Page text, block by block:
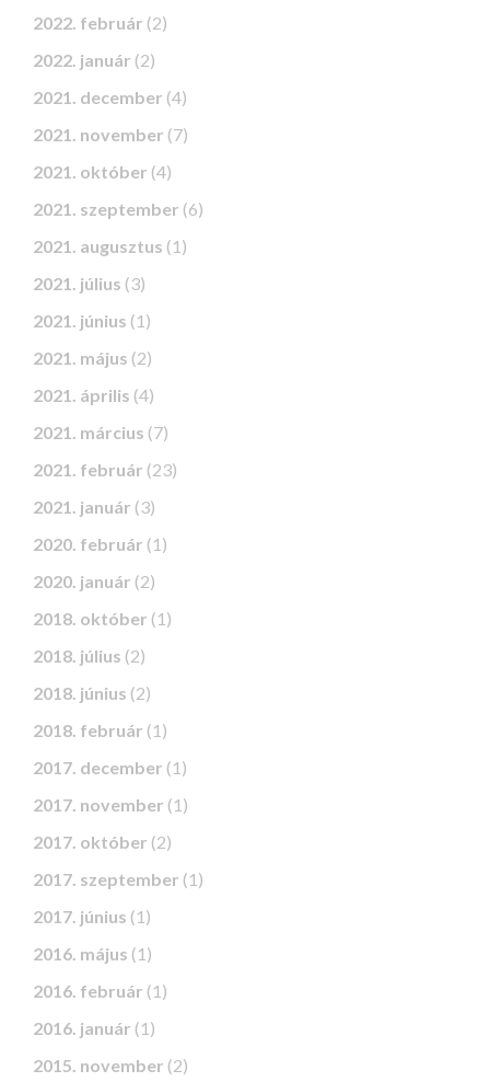
2022. február (2)
2022. január (2)
2021. december (4)
2021. november (7)
2021. október (4)
2021. szeptember (6)
2021. augusztus (1)
2021. július (3)
2021. június (1)
2021. május (2)
2021. április (4)
2021. március (7)
2021. február (23)
2021. január (3)
2020. február (1)
2020. január (2)
2018. október (1)
2018. július (2)
2018. június (2)
2018. február (1)
2017. december (1)
2017. november (1)
2017. október (2)
2017. szeptember (1)
2017. június (1)
2016. május (1)
2016. február (1)
2016. január (1)
2015. november (2)